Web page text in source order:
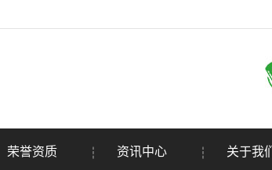
荣誉资质 资讯中心 关于我们